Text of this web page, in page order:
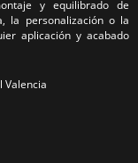
y equilibrado de
la personalización o la
aplicación y acabado
Valencia